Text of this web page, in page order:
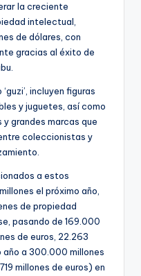
la creciente
intelectual,
de dólares, con
gracias al éxito de
incluyen figuras
y juguetes, así como
grandes marcas que
coleccionistas y
a estos
el próximo año,
de propiedad
pasando de 169.000
de euros, 22.263
año a 300.000 millones
millones de euros) en